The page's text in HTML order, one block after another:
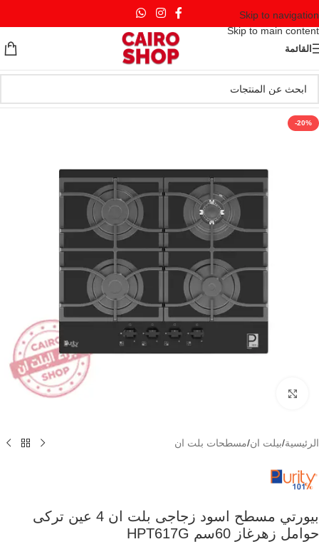
Skip to navigation
Skip to main content
القائمة
-20%
الرئيسية/بيلت ان/مسطحات بلت ان
بيورتي مسطح اسود زجاجى بلت ان 4 عين تركى
حوامل زهرغاز 60سم HPT617G